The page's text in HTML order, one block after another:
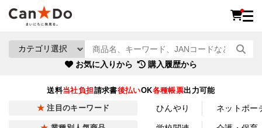
お気に入りから 購入履歴から
送料当社負担請求書後払いOK各種帳票出力可能
注目のキーワード ひんやり ネットポー